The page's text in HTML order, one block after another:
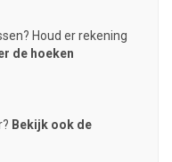
Houd er rekening
de hoeken
Bekijk ook de